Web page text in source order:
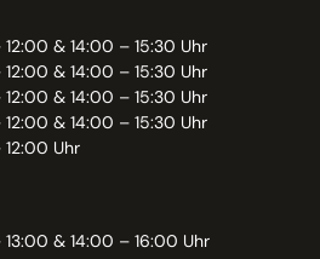
& 14:00 – 15:30 Uhr
& 14:00 – 15:30 Uhr
& 14:00 – 15:30 Uhr
& 14:00 – 15:30 Uhr
Uhr
& 14:00 – 16:00 Uhr